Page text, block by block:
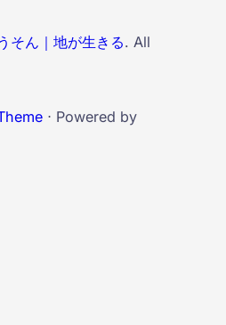
そん｜地が生きる. All
⋅ Powered by